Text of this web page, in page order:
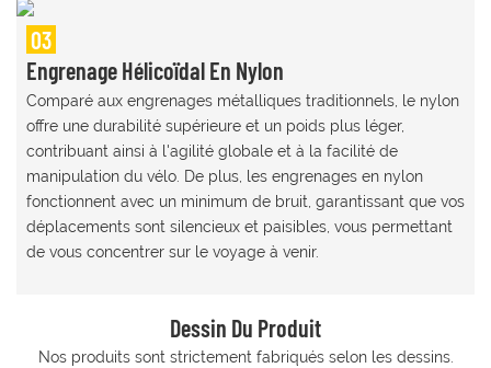
03
Engrenage Hélicoïdal En Nylon
Comparé aux engrenages métalliques traditionnels, le nylon
offre une durabilité supérieure et un poids plus léger,
contribuant ainsi à l'agilité globale et à la facilité de
manipulation du vélo. De plus, les engrenages en nylon
fonctionnent avec un minimum de bruit, garantissant que vos
déplacements sont silencieux et paisibles, vous permettant
de vous concentrer sur le voyage à venir.
Dessin Du Produit
Nos produits sont strictement fabriqués selon les dessins.